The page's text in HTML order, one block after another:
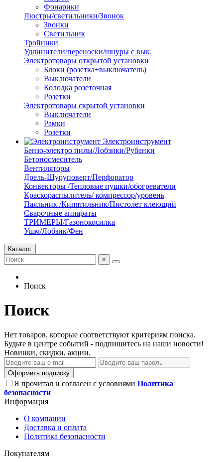
Фонарики
Люстры/светильники/Звонок
Звонки
Светильник
Тройники
Удлинители/переноски/шнуры с вык.
Электротовары открытой установки
Блоки (розетка+выключатель)
Выключатели
Колодка розеточная
Розетки
Электротовары скрытой установки
Выключатели
Рамки
Розетки
Электроинструмент
Бензо-электро пилы/Лобзики/Рубанки
Бетоносмеситель
Вентиляторы
Дрель-Шуруповерт/Перфоратор
Конвекторы /Тепловые пушки/обогреватели
Краскораспылитель/ компрессор/уровень
Паяльник /Кипятильник/Пистолет клеющий
Сварочные аппараты
ТРИМЕРЫ/Газонокосилка
Ушм/Лобзик/Фен
Каталог
×
Поиск
Поиск
Нет товаров, которые соответствуют критериям поиска.
Будьте в центре событий - подпишитесь на наши новости!
Новинки, скидки, акции.
Оформить подписку
Я прочитал и согласен с условиями Политика
безопасности
Информация
О компании
Доставка и оплата
Политика безопасности
Покупателям